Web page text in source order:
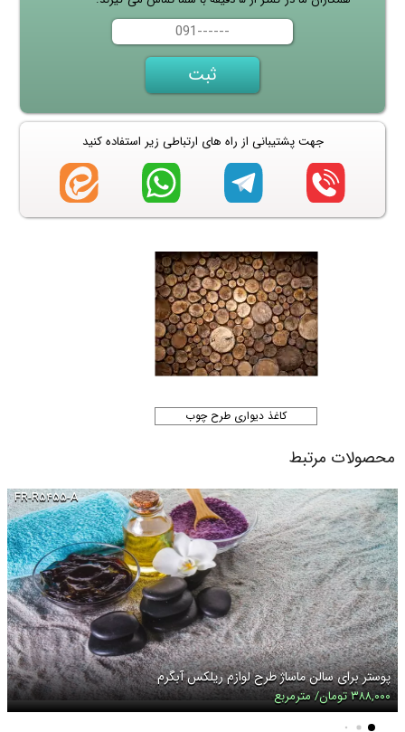
جهت پشتیبانی از راه های ارتباطی زیر استفاده کنید
کاغذ دیواری طرح چوب
محصولات مرتبط
FR-R۵۴۵۵-A
پوستر برای سالن ماساژ طرح لوازم ریلکس آبگرم
۳۸۸,۰۰۰ تومان/ مترمربع